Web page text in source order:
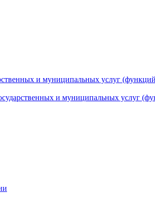
и муниципальных услуг
и муниципальных услуг